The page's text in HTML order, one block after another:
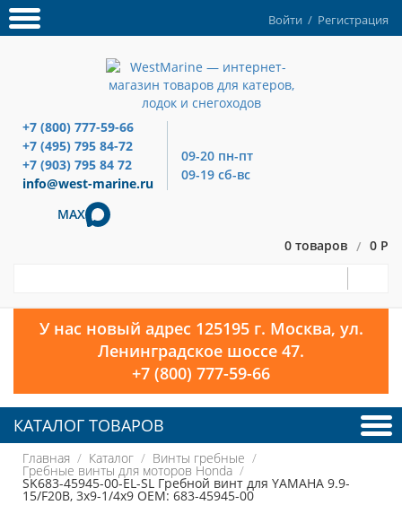
Войти / Регистрация
+7 (800) 777-59-66
+7 (495) 795 84-72
+7 (903) 795 84 72
info@west-marine.ru
09-20 пн-пт
09-19 сб-вс
MAX
0 товаров / 0 Р
У нас новый адрес 125195 г. Москва, ул.
Ленинградское шоссе 47.
+7 (800) 777-59-66
КАТАЛОГ ТОВАРОВ
Главная Каталог Винты гребные
Гребные винты для моторов Honda
SK683-45945-00-EL-SL Гребной винт для YAMAHA 9.9-
15/F20B, 3x9-1/4x9 OEM: 683-45945-00